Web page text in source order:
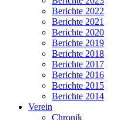
Berichte 2022
Berichte 2021
Berichte 2020
Berichte 2019
Berichte 2018
Berichte 2017
Berichte 2016
Berichte 2015
Berichte 2014
Verein
Chronik